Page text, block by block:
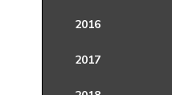
2016
2017